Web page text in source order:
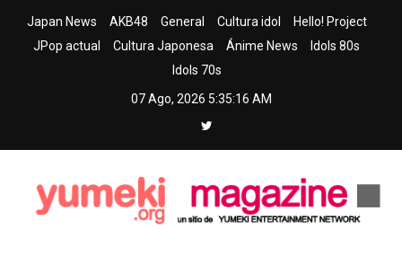
Japan News AKB48 General Cultura idol
Hello! Project
JPop actual
Cultura Japonesa Ánime News
Idols 80s
Idols 70s
07 Ago, 2026 5:35:17 AM